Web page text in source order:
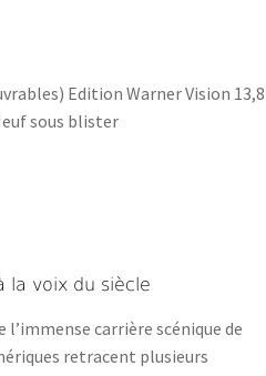
Edition Warner Vision 13,8
sous blister
la voix du siècle
carrière scénique de
retracent plusieurs